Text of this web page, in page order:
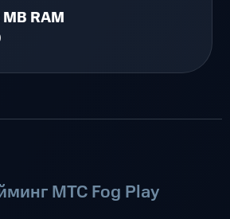
MB RAM
МТС Fog Play